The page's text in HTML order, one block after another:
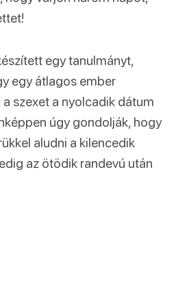
egy tanulmányt,
egy átlagos ember
szexet a nyolcadik dátum
úgy gondolják, hogy
aludni a kilencedik
az ötödik randevú után